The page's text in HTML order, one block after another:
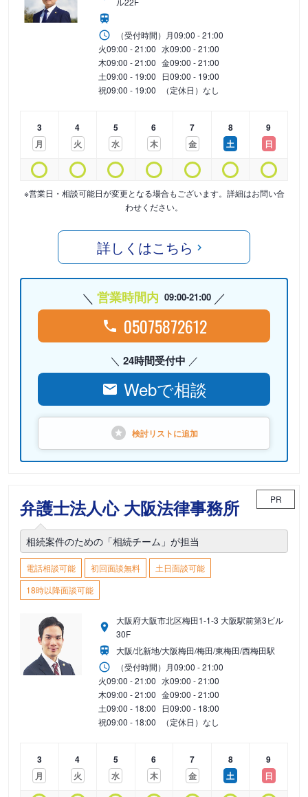
（受付時間） 月09:00 - 21:00
火09:00 - 21:00 水09:00 - 21:00
木09:00 - 21:00 金09:00 - 21:00
土09:00 - 19:00 日09:00 - 19:00
祝09:00 - 19:00 （定休日）なし
3
月
4
火
5
水
6
木
7
金
8
土
9
日
※営業日・相談可能日が変更となる場合もございます。詳細はお問い合
わせください。
詳しくはこちら
営業時間内 09:00-21:00
05075872612
24時間受付中
Webで相談
検討リストに追加
弁護士法人心 大阪法律事務所 PR
相続案件のための「相続チーム」が担当
電話相談可能 初回面談無料
土日面談可能
18時以降面談可能
大阪府大阪市北区梅田1-1-3 大阪駅前第3ビル
30F
大阪/北新地/大阪梅田/梅田/東梅田/西梅田駅
（受付時間） 月09:00 - 21:00
火09:00 - 21:00 水09:00 - 21:00
木09:00 - 21:00 金09:00 - 21:00
土09:00 - 18:00 日09:00 - 18:00
祝09:00 - 18:00 （定休日）なし
3
月
4
火
5
水
6
木
7
金
8
土
9
日